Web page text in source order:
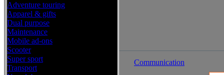
Adventure touring
Apparel & gifts
Dual purpose
Maintenance
Mobile ad-ons
Scooter
Super sport
Transport
Communication